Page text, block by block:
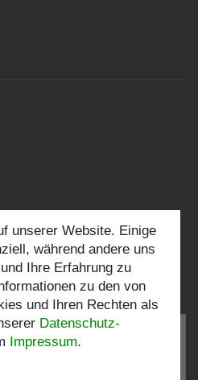
unserer Website. Einige
während andere uns
Ihre Erfahrung zu
zu den von
und Ihren Rechten als
Daten­schutz­
Impressum.